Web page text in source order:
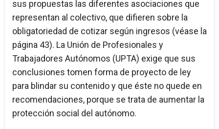
sus propuestas las diferentes asociaciones que
representan al colectivo, que difieren sobre la
obligatoriedad de cotizar según ingresos (véase la
página 43). La Unión de Profesionales y
Trabajadores Autónomos (UPTA) exige que sus
conclusiones tomen forma de proyecto de ley
para blindar su contenido y que éste no quede en
recomendaciones, porque se trata de aumentar la
protección social del autónomo.